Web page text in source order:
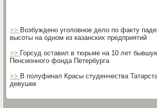
>> Возбуждено уголовное дело по факту
высоты на одном из казанских предприятий
>> Горсуд оставил в тюрьме на 10 лет
Пенсионного фонда Петербурга
>> В полуфинал Красы студенчества
девушек